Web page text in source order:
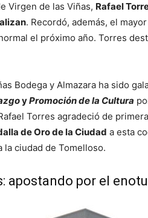
Virgen de las Viñas, Rafael
. Recordó, además, el
el próximo año. Torres
Bodega y Almazara ha sido
yPromoción de la Cultura
Torres agradeció de
de Oro de la Ciudad a esta
ciudad de Tomelloso.
apostando por el